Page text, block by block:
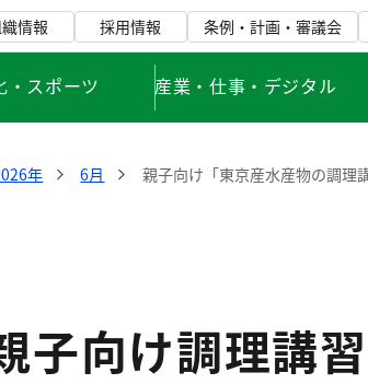
情報 採用情報 条例・計画・審議会
・スポーツ 産業・仕事・デジタル
年 6月 親子向け「東京産水産物の調理
子向け調理講